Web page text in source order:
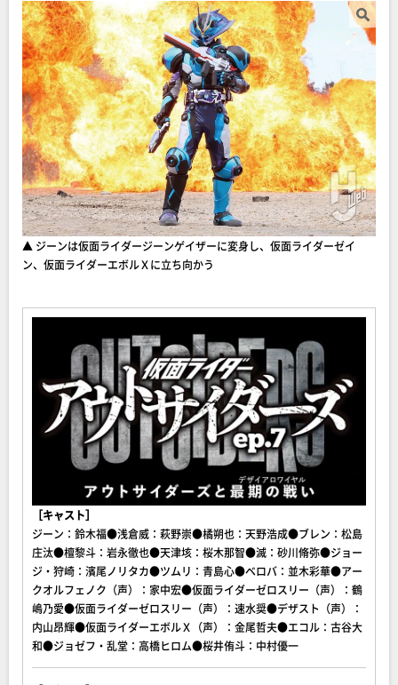
▲ ジーンは仮面ライダージーンゲイザーに変身し、仮面ライダーゼイ
ン、仮面ライダーエボルＸに立ち向かう
［キャスト］
ジーン：鈴木福●浅倉威：萩野崇●橘朔也：天野浩成●ブレン：松島
庄汰●檀黎斗：岩永徹也●天津垓：桜木那智●滅：砂川脩弥●ジョー
ジ・狩崎：濱尾ノリタカ●ツムリ：青島心●ベロバ：並木彩華●アー
クオルフェノク（声）：家中宏●仮面ライダーゼロスリー（声）：鶴
嶋乃愛●仮面ライダーゼロスリー（声）：速水奨●デザスト（声）：
内山昂輝●仮面ライダーエボルＸ（声）：金尾哲夫●エコル：古谷大
和●ジョゼフ・乱堂：高橋ヒロム●桜井侑斗：中村優一